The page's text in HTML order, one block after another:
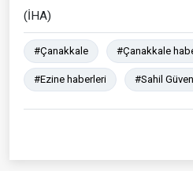
(İHA)
#Çanakkale #Çanakkale
#Ezine haberleri #Sahil